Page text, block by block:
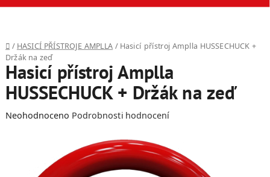
Domů
/ HASICÍ PŘÍSTROJE AMPLLA / Hasicí přístroj Amplla HUSSECHUCK +
Držák na zeď
Hasicí přístroj Amplla
HUSSECHUCK + Držák na zeď
Průměrné
Neohodnoceno Podrobnosti hodnocení